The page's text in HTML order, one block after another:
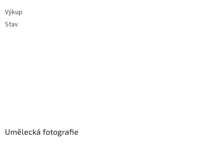
Výkup
Stav
Umělecká fotografie